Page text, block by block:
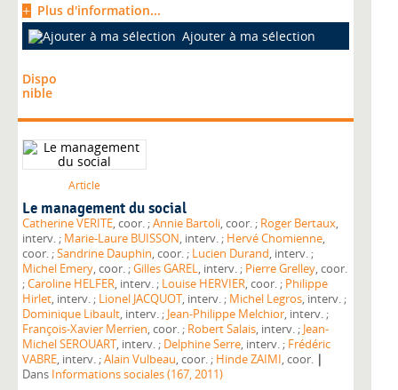
Plus d'information...
Ajouter à ma sélection
Dispo
nible
Article
Le management du social
Catherine VERITE , coor. ;Annie Bartoli , coor. ; Roger Bertaux,
interv. ; Marie-Laure BUISSON , interv. ; Hervé Chomienne,
coor. ;Sandrine Dauphin , coor. ; Lucien Durand
, interv. ;
Michel Emery
, coor. ;Gilles GAREL , interv. ; Pierre Grelley, coor.
;Caroline HELFER , interv. ; Louise HERVIER , coor. ; Philippe
Hirlet
, interv. ; Lionel JACQUOT , interv. ; Michel Legros
, interv. ;
Dominique Libault
, interv. ; Jean-Philippe Melchior
, interv. ;
François-Xavier Merrien
, coor. ; Robert Salais , interv. ; Jean-
Michel SEROUART
, interv. ; Delphine Serre , interv. ; Frédéric
VABRE
, interv. ;Alain Vulbeau , coor. ; Hinde ZAIMI, coor. |
Dans Informations sociales (167, 2011)